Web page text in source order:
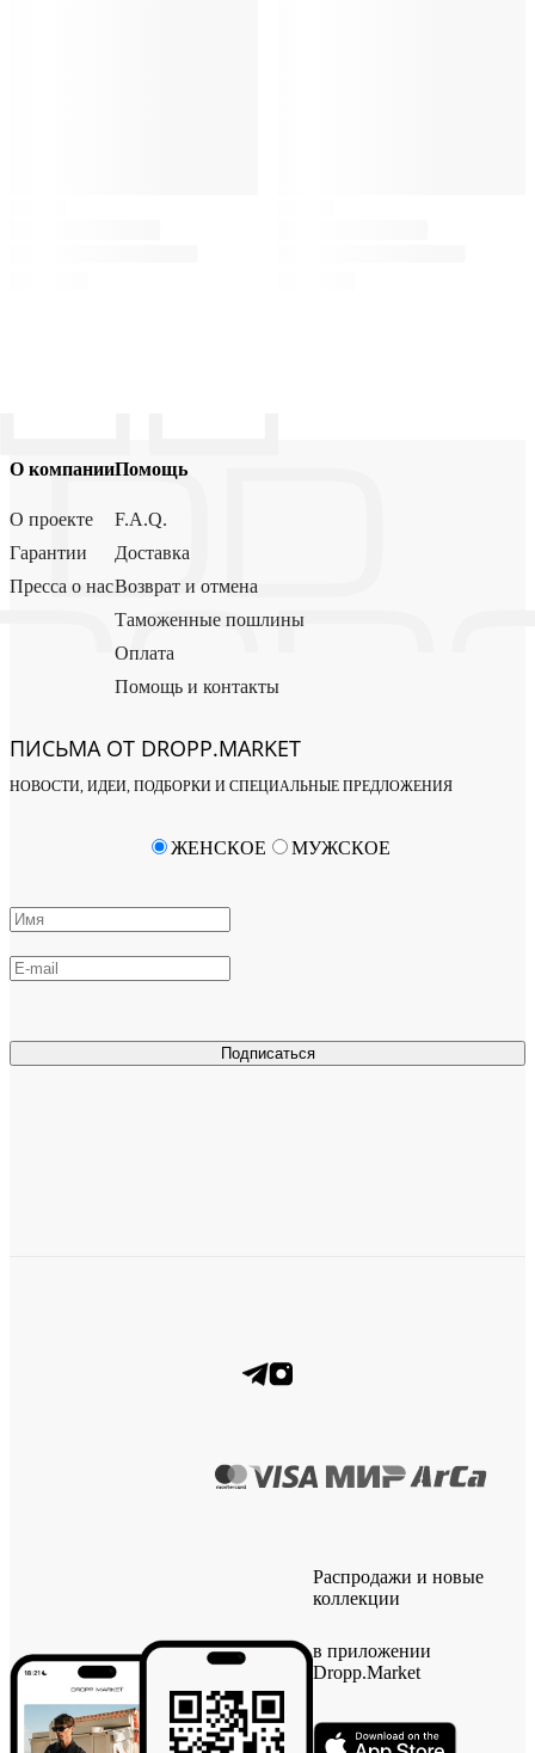
О компании
О проекте
Гарантии
Пресса о нас
Помощь
F.A.Q.
Доставка
Возврат и отмена
Таможенные пошлины
Оплата
Помощь и контакты
ПИСЬМА ОТ DROPP.MARKET
НОВОСТИ, ИДЕИ, ПОДБОРКИ И СПЕЦИАЛЬНЫЕ ПРЕДЛОЖЕНИЯ
Подписаться
ЖЕНСКОЕ МУЖСКОЕ
Распродажи и новые
коллекции
в приложении
Dropp.Market